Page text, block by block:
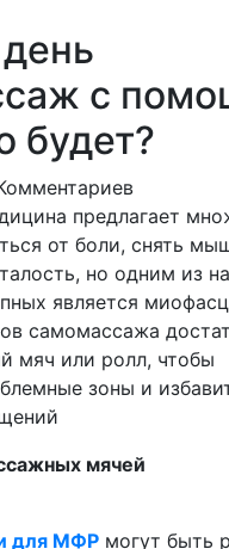
с
будет?
предлагает
от боли, снять
но одним из
является
самомассажа
мяч или ролл, чтобы
зоны и
мячей
для МФР могут быть